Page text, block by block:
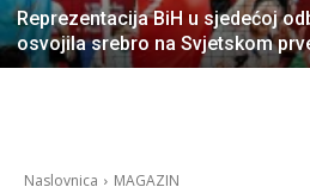
Reprezentacija BiH u sjedećoj
osvojila srebro na Svjetskom
Naslovnica MAGAZIN